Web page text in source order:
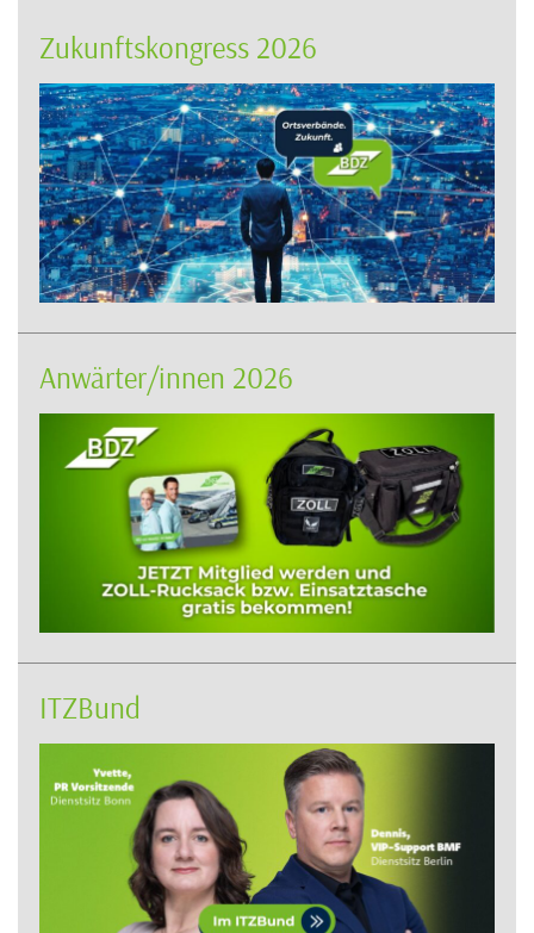
Zukunftskongress 2026
Anwärter/innen 2026
ITZBund